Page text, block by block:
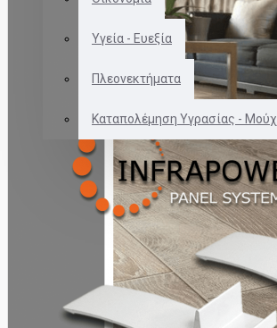
Το καλάθι αγορών είναι άδειο!
Υγεία - Ευεξία
Πλεονεκτήματα
Καταπολέμηση Υγρασίας -
ΘΕΡΜΑΝΤΙΚΑ ΠΑΝΕΛ
ΘΕΡΜΟΣΤΑΤΕΣ
ΑΞΕΣΟΥΑΡ ΓΙΑ ΠΑΝΕΛ
2109963479 - 6937623252